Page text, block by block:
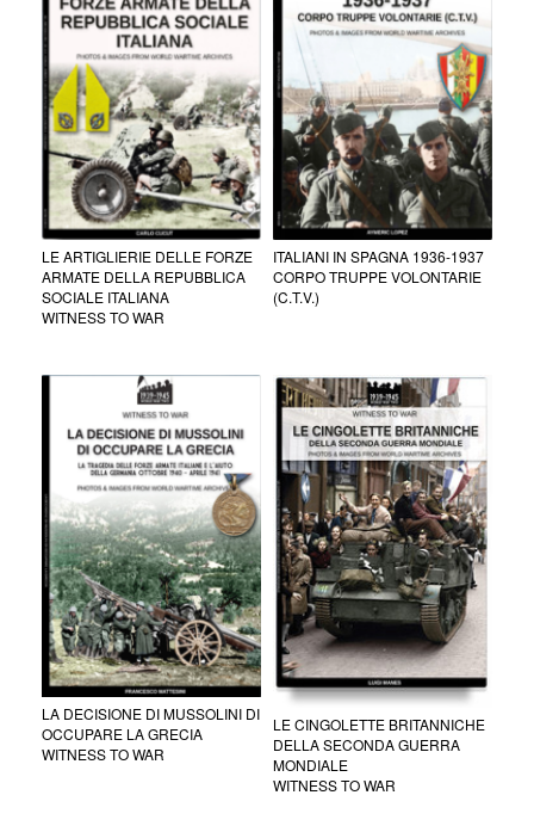
LE ARTIGLIERIE DELLE FORZE
ARMATE DELLA REPUBBLICA
SOCIALE ITALIANA
WITNESS TO WAR
ITALIANI IN SPAGNA 1936-1937
CORPO TRUPPE VOLONTARIE
(C.T.V.)
LA DECISIONE DI MUSSOLINI DI
OCCUPARE LA GRECIA
WITNESS TO WAR
LE CINGOLETTE BRITANNICHE
DELLA SECONDA GUERRA
MONDIALE
WITNESS TO WAR